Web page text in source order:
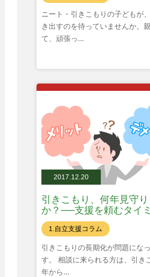
ニート・引きこもりの子どもが
き出すのを待っていませんか。
て、頑張っ...
2017.12.20
引きこもり、何年見守
か？──支援を頼むタイ
とは
1.自立支援コラム
引きこもりの長期化が問題にな
す。 相談に来られる方は、引き
年から...